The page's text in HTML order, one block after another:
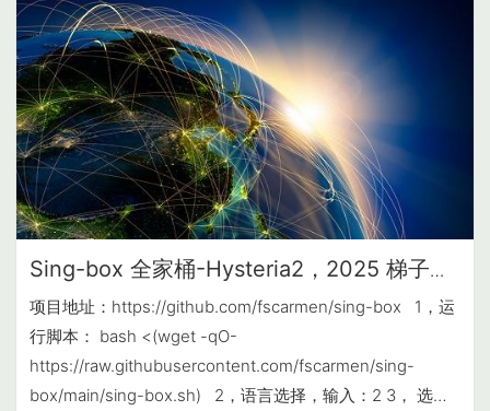
Sing-box 全家桶-Hysteria2，2025 梯子搭
建快速教程
项目地址：https://github.com/fscarmen/sing-box 1，运
行脚本： bash <(wget -qO-
https://raw.githubusercontent.com/fscarmen/sing-
box/main/sing-box.sh) 2，语言选择，输入：2 3， 选择